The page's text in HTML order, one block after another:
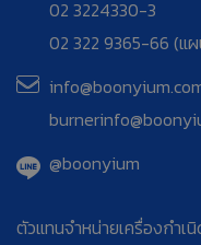
02 3224330-3
02 322 9365-66 (แ
@boonyium
ตัวแทนจำหน่ายเครื่องกำเ